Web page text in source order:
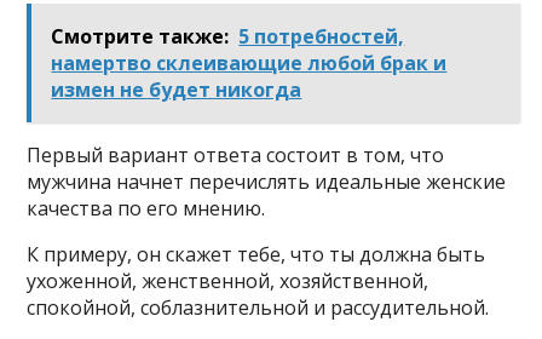
Смотрите также: 5 потребностей,
намертво склеивающие любой брак и
измен не будет никогда
Первый вариант ответа состоит в том, что
мужчина начнет перечислять идеальные женские
качества по его мнению.
К примеру, он скажет тебе, что ты должна быть
ухоженной, женственной, хозяйственной,
спокойной, соблазнительной и рассудительной.